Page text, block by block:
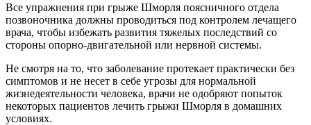
Все упражнения при грыже Шморля поясничного отдела
позвоночника должны проводиться под контролем лечащего
врача, чтобы избежать развития тяжелых последствий со
стороны опорно-двигательной или нервной системы.
Не смотря на то, что заболевание протекает практически без
симптомов и не несет в себе угрозы для нормальной
жизнедеятельности человека, врачи не одобряют попыток
некоторых пациентов лечить грыжи Шморля в домашних
условиях.